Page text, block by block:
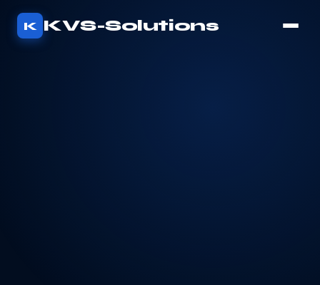
K KVS-Solutions